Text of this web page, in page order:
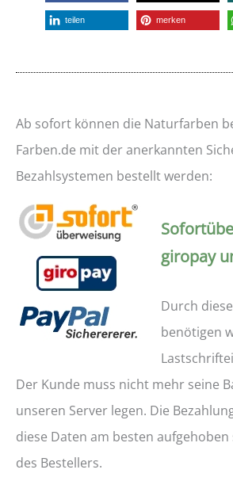
teilen merken
Ab sofort können die Naturfarben
Farben.de mit der anerkannten
Bezahlsystemen bestellt werden:
giropay
Durch
benötigen
Der Kunde muss nicht mehr seine
unseren Server legen. Die
diese Daten am besten aufgehoben
des Bestellers.